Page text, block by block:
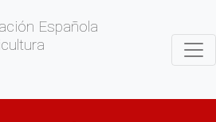
Española